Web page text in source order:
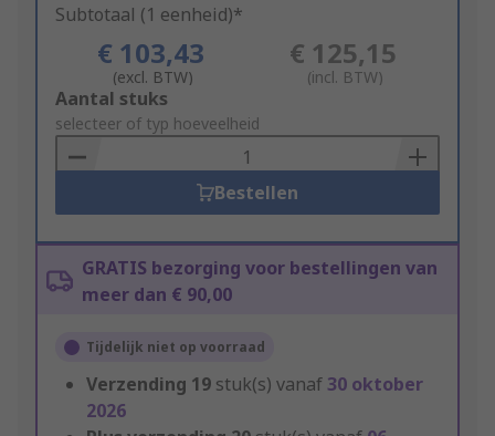
Subtotaal (1 eenheid)*
€ 103,43
(excl. BTW)
€ 125,15
(incl. BTW)
Add
to
Basket
Aantal stuks
selecteer of typ hoeveelheid
Bestellen
GRATIS bezorging voor bestellingen van
meer dan € 90,00
Tijdelijk niet op voorraad
Verzending 19 stuk(s) vanaf30 oktober
2026